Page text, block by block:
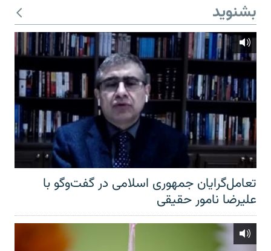
بشنوید
تعامل‌گرایان جمهوری اسلامی در گفت‌وگو با
علیرضا نامور حقیقی